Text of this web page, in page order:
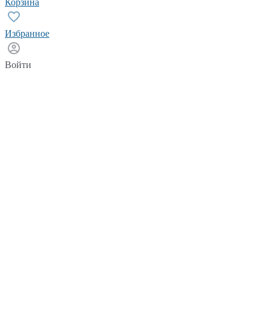
Корзина
Избранное
Войти